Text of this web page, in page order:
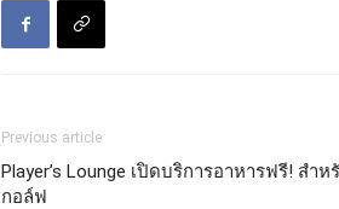
Previous article
Player’s Lounge เปิดบริการอาหารฟรี! สำห
กอล์ฟ